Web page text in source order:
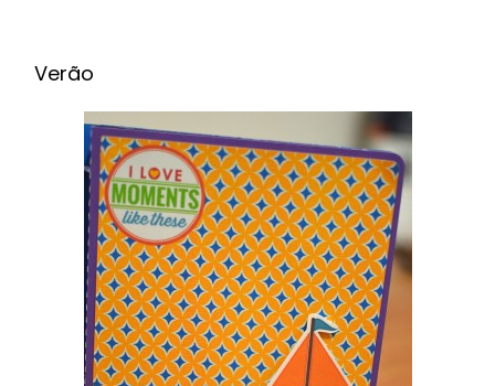
Verão